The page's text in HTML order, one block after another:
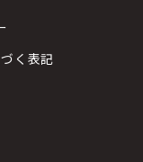
く表記